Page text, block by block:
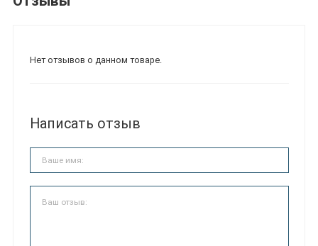
Нет отзывов о данном товаре.
Написать отзыв